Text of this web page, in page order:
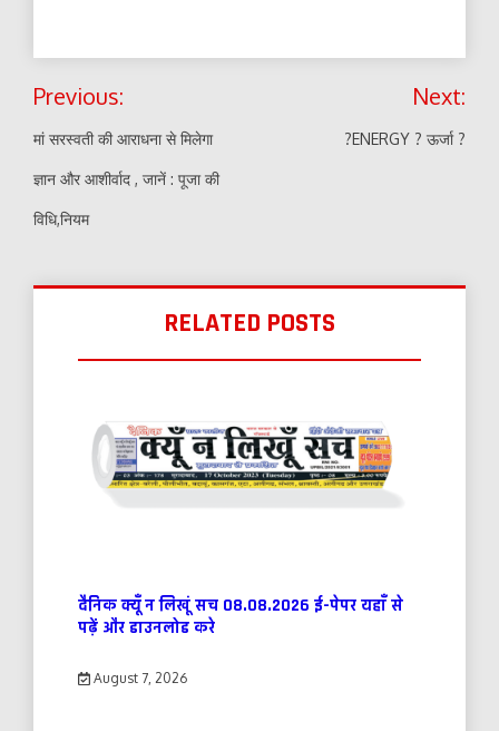
Post
navigation
Previous:
मां सरस्वती की आराधना से मिलेगा
ज्ञान और आशीर्वाद , जानें : पूजा की
विधि,नियम
Next:
?ENERGY ? ऊर्जा ?
RELATED POSTS
दैनिक क्यूँ न लिखूं सच 08.08.2026 ई-पेपर यहाँ से
पढ़ें और डाउनलोड करे
August 7, 2026